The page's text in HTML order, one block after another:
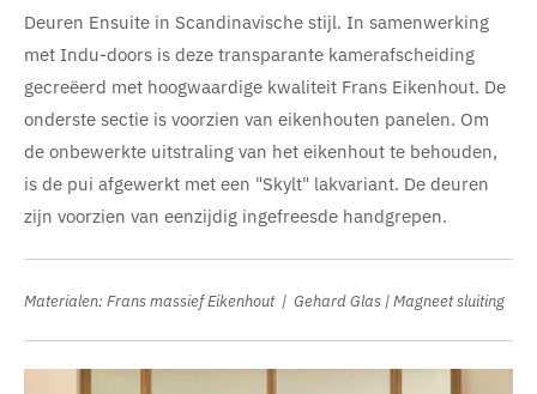
Deuren Ensuite in Scandinavische stijl. In samenwerking
met Indu-doors is deze transparante kamerafscheiding
gecreëerd met hoogwaardige kwaliteit Frans Eikenhout. De
onderste sectie is voorzien van eikenhouten panelen. Om
de onbewerkte uitstraling van het eikenhout te behouden,
is de pui afgewerkt met een "Skylt" lakvariant. De deuren
zijn voorzien van eenzijdig ingefreesde handgrepen.
Materialen: Frans massief Eikenhout | Gehard Glas | Magneet sluiting